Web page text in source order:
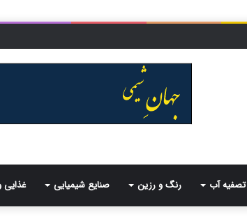
تصفیه آب رنگ و رزین صنایع شیمیایی غذایی